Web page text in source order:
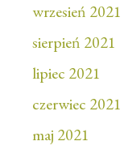
wrzesień 2021
sierpień 2021
lipiec 2021
czerwiec 2021
maj 2021